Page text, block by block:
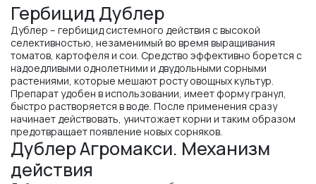
Гербицид Дублер
Дублер – гербицид системного действия с высокой
селективностью, незаменимый во время выращивания
томатов, картофеля и сои. Средство эффективно борется с
надоедливыми однолетними и двудольными сорными
растениями, которые мешают росту овощных культур.
Препарат удобен в использовании, имеет форму гранул,
быстро растворяется в воде. После применения сразу
начинает действовать, уничтожает корни и таким образом
предотвращает появление новых сорняков.
Дублер Агромакси. Механизм
действия